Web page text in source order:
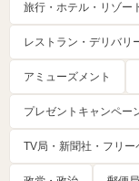
旅行・ホテル・リゾー
レストラン・デリバリ
アミューズメント
プレゼントキャンペー
TV局・新聞社・フリ